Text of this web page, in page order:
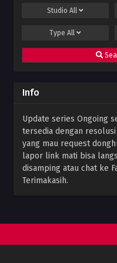
Studio All
Type All
Info
Update series Ongoing
tersedia dengan resolusi
yang mau request
lapor link mati bisa
disamping atau chat ke
Terimakasih.